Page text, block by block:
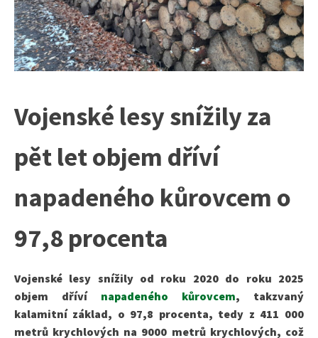
Vojenské lesy snížily za
pět let objem dříví
napadeného kůrovcem o
97,8 procenta
Vojenské lesy snížily od roku 2020 do roku 2025
objem dříví napadeného kůrovcem, takzvaný
kalamitní základ, o 97,8 procenta, tedy z 411 000
metrů krychlových na 9000 metrů krychlových, což